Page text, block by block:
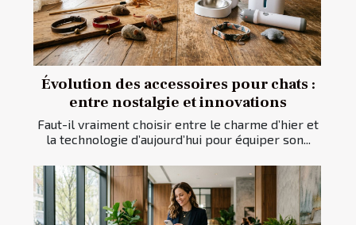
Évolution des accessoires pour chats :
entre nostalgie et innovations
Faut-il vraiment choisir entre le charme d’hier et
la technologie d’aujourd’hui pour équiper son...